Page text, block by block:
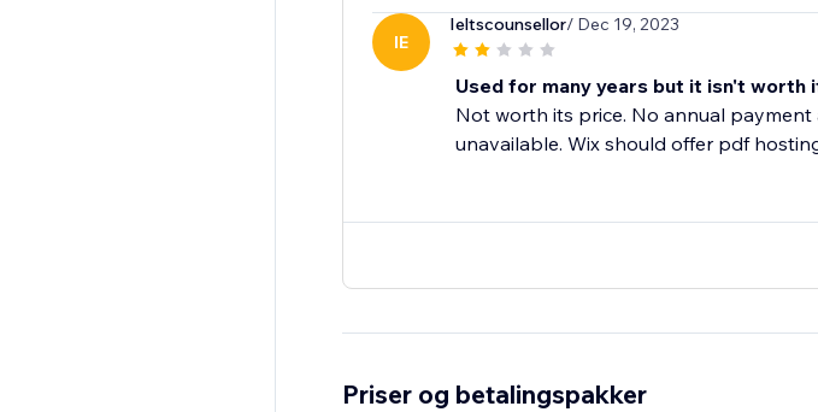
IE
Ieltscounsellor/ Dec 19, 2023
Used for many years but it isn't worth
Not worth its price. No annual
unavailable. Wix should offer pdf
Priser og betalingspakker